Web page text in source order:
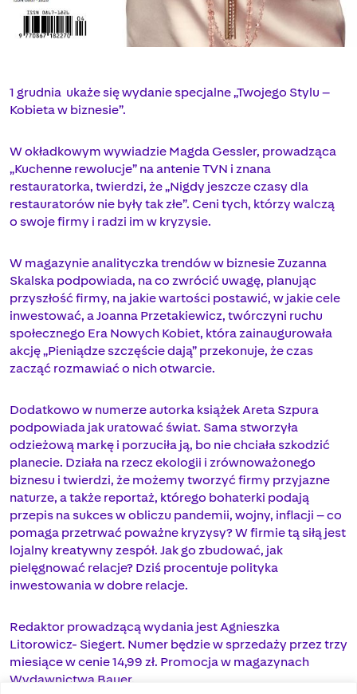
1 grudnia ukaże się wydanie specjalne „Twojego Stylu –
Kobieta w biznesie”.
W okładkowym wywiadzie Magda Gessler, prowadząca
„Kuchenne rewolucje” na antenie TVN i znana
restauratorka, twierdzi, że „Nigdy jeszcze czasy dla
restauratorów nie były tak złe”. Ceni tych, którzy walczą
o swoje firmy i radzi im w kryzysie.
W magazynie analityczka trendów w biznesie Zuzanna
Skalska podpowiada, na co zwrócić uwagę, planując
przyszłość firmy, na jakie wartości postawić, w jakie cele
inwestować, a Joanna Przetakiewicz, twórczyni ruchu
społecznego Era Nowych Kobiet, która zainaugurowała
akcję „Pieniądze szczęście dają” przekonuje, że czas
zacząć rozmawiać o nich otwarcie.
Dodatkowo w numerze autorka książek Areta Szpura
podpowiada jak uratować świat. Sama stworzyła
odzieżową markę i porzuciła ją, bo nie chciała szkodzić
planecie. Działa na rzecz ekologii i zrównoważonego
biznesu i twierdzi, że możemy tworzyć firmy przyjazne
naturze, a także reportaż, którego bohaterki podają
przepis na sukces w obliczu pandemii, wojny, inflacji – co
pomaga przetrwać poważne kryzysy? W firmie tą siłą jest
lojalny kreatywny zespół. Jak go zbudować, jak
pielęgnować relacje? Dziś procentuje polityka
inwestowania w dobre relacje.
Redaktor prowadzącą wydania jest Agnieszka
Litorowicz- Siegert. Numer będzie w sprzedaży przez trzy
miesiące w cenie 14,99 zł. Promocja w magazynach
Wydawnictwa Bauer.